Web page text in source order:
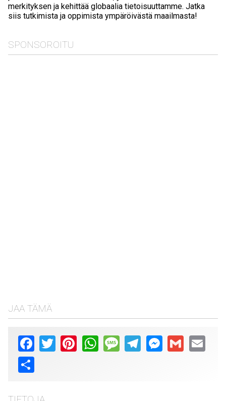
merkityksen ja kehittää globaalia tietoisuuttamme. Jatka
siis tutkimista ja oppimista ympäröivästä maailmasta!
SPONSOROITU
JAA TÄMÄ
Facebook
Twitter PinterestWhatsAppMessageTelegramMessenger
Gmail Email
Share